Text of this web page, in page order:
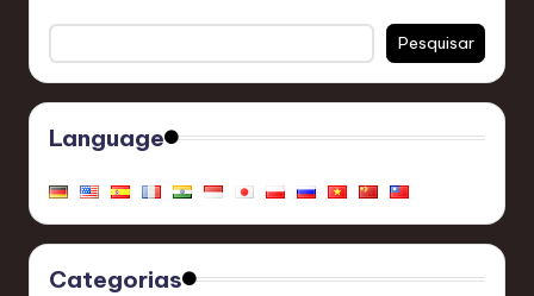
Pesquisar
Language
Categorias